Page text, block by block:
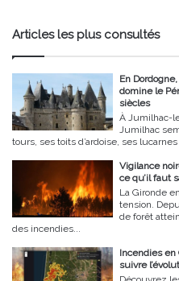
Articles les plus consultés
En
domine le
siècles
À Jumilhac-
Jumilhac
tours, ses toits d’ardoise, ses
Vigilance
ce qu’il faut
La Gironde
tension.
de forêt
des incendies...
Incendies en
suivre